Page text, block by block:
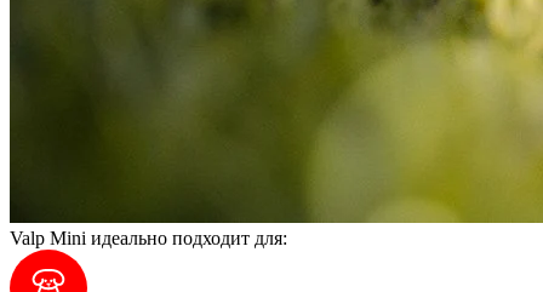
Valp Mini идеально подходит для: